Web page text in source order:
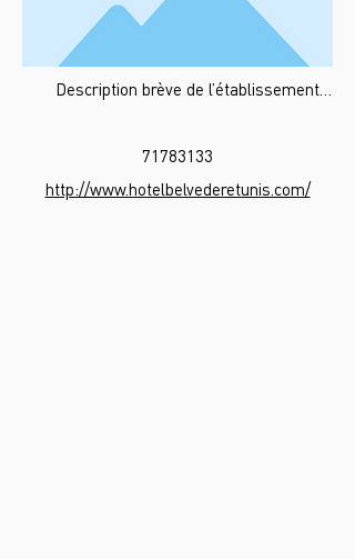
Description brève de l’établissement…
71783133
http://www.hotelbelvederetunis.com/